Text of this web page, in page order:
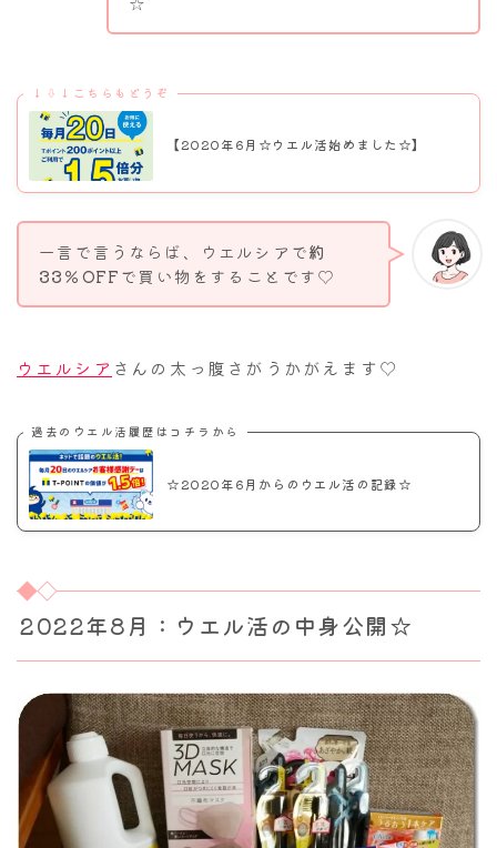
↓⇩↓こちらもどうぞ
【2020年6月☆ウエル活始めました☆】
一言で言うならば、ウエルシアで約
33％OFFで買い物をすることです♡
ウエルシア さんの太っ腹さがうかがえます♡
過去のウエル活履歴はコチラから
☆2020年6月からのウエル活の記録☆
2022年8月：ウエル活の中身公開☆